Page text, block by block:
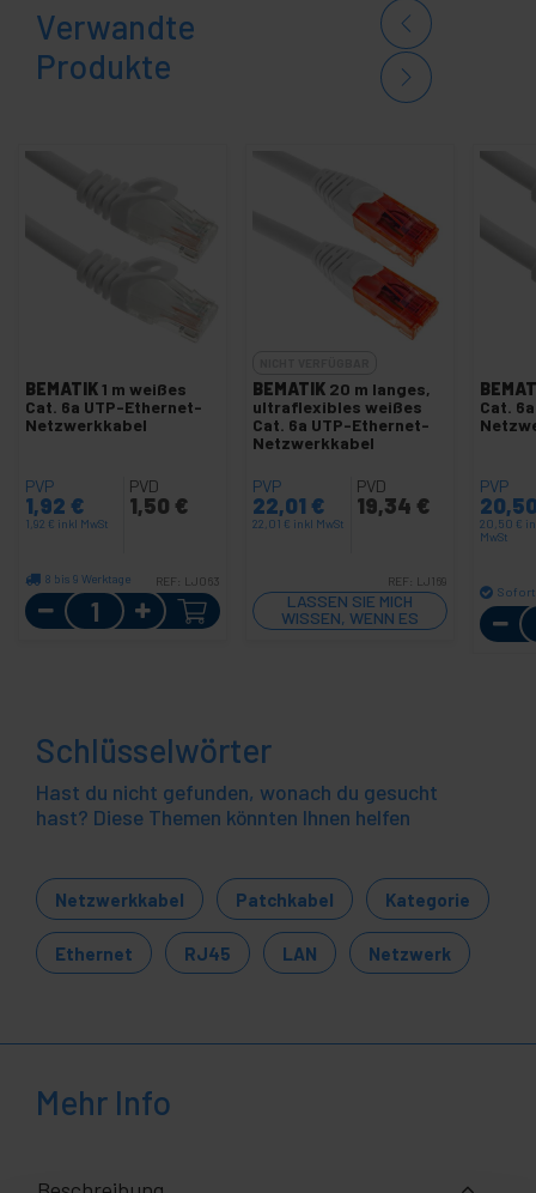
Verwandte
Produkte
BEMATIK1 m weißes
Cat. 6a UTP-Ethernet-
Netzwerkkabel
PVP
1,92 €
1,92 € inkl MwSt
PVD
1,50 €
8 bis 9 Werktage REF: LJ063
Menge
BEMATIK 20 m langes,
ultraflexibles weißes
Cat. 6a UTP-Ethernet-
Netzwerkkabel
PVP
22,01 €
22,01 € inkl MwSt
PVD
19,34 €
REF: LJ169
LASSEN SIE MICH
WISSEN, WENN ES
LAGER GIBT
Cat.
PVP
20,50 €
MwSt
Schlüsselwörter
Hast du nicht gefunden, wonach du gesucht
hast? Diese Themen könnten Ihnen helfen
Netzwerkkabel Patchkabel Kategorie
Ethernet RJ45 LAN Netzwerk
Mehr Info